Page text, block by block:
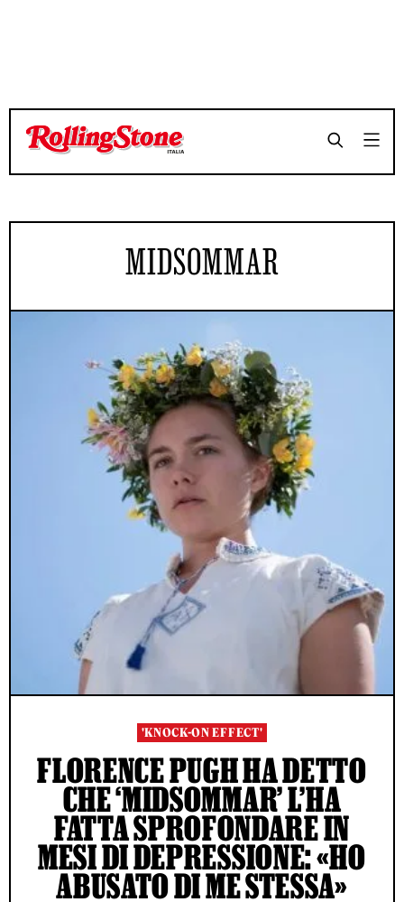
MIDSOMMAR
'KNOCK-ON EFFECT'
FLORENCE PUGH HA DETTO
CHE ‘MIDSOMMAR’ L’HA
FATTA SPROFONDARE IN
MESI DI DEPRESSIONE: «HO
ABUSATO DI ME STESSA»